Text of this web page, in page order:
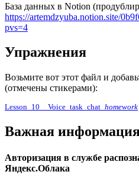
База данных в Notion
https://artemdzyuba.notion.site/
pvs=4
Упражнения
Возьмите вот этот файл и
(отмечены стикерами):
Lesson_10__Voice_task_chat_ homework
Важная
Авторизация в службе
Яндекс.Облака